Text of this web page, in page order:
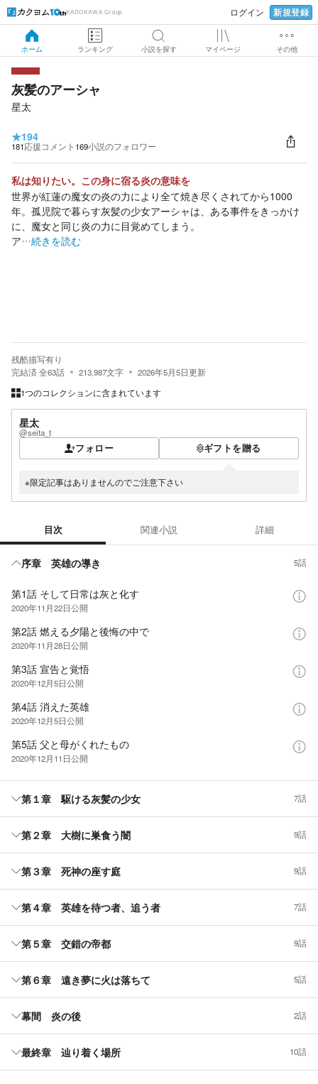
KADOKAWA Group ログイン 新規登録
ホーム ランキング 小説を探す マイページ その他
灰髪のアーシャ
星太
★194
181応援コメント 169小説のフォロワー
私は知りたい。この身に宿る炎の意味を
世界が紅蓮の魔女の炎の力により全て焼き尽くされてから1000
年。孤児院で暮らす灰髪の少女アーシャは、ある事件をきっかけ
に、魔女と同じ炎の力に目覚めてしまう。
ア…続きを読む
残酷描写有り
完結済全63話 213,987文字 2026年5月5日更新
1つのコレクションに含まれています
星太
@seita_t
フォロー ギフトを贈る
※限定記事はありませんのでご注意下さい
目次 関連小説 詳細
序章 英雄の導き 5話
第1話 そして日常は灰と化す
2020年11月22日公開
第2話 燃える夕陽と後悔の中で
2020年11月28日公開
第3話 宣告と覚悟
2020年12月5日公開
第4話 消えた英雄
2020年12月5日公開
第5話 父と母がくれたもの
2020年12月11日公開
第１章 駆ける灰髪の少女 7話
第２章 大樹に巣食う闇 9話
第３章 死神の座す庭 9話
第４章 英雄を待つ者、追う者 7話
第５章 交錯の帝都 9話
第６章 遠き夢に火は落ちて 5話
幕間 炎の後 2話
最終章 辿り着く場所 10話